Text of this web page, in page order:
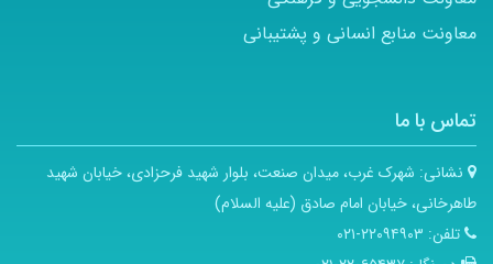
معاونت منابع انسانی و پشتیبانی
تماس با ما
نشانی: شهرک غرب، میدان صنعت، بلوار شهید فرحزادی، خیابان شهید
طاهرخانی، خیابان امام صادق (علیه السلام)
تلفن: ۲۲۰۹۴۹۰۳-۰۲۱